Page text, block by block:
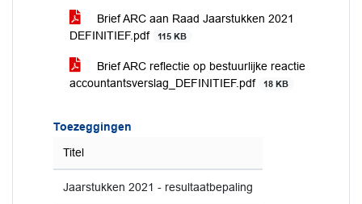
Brief ARC aan Raad Jaarstukken 2021
DEFINITIEF.pdf
115 KB
Brief ARC reflectie op bestuurlijke reactie
accountantsverslag_DEFINITIEF.pdf
18 KB
Toezeggingen
Titel
Jaarstukken 2021 - resultaatbepaling